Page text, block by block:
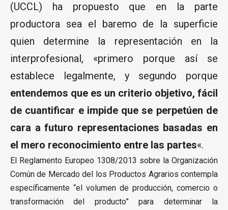
(UCCL) ha propuesto que en la parte
productora sea el baremo de la superficie
quien determine la representación en la
interprofesional, «primero porque así se
establece legalmente, y segundo porque
entendemos que es un criterio objetivo, fácil
de cuantificar e impide que se perpetúen de
cara a futuro representaciones basadas en
el mero reconocimiento entre las partes«.
El Reglamento Europeo 1308/2013 sobre la Organización
Común de Mercado del los Productos Agrarios contempla
específicamente “el volumen de producción, comercio o
transformación del producto” para determinar la